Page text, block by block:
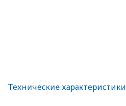
Технические характеристики